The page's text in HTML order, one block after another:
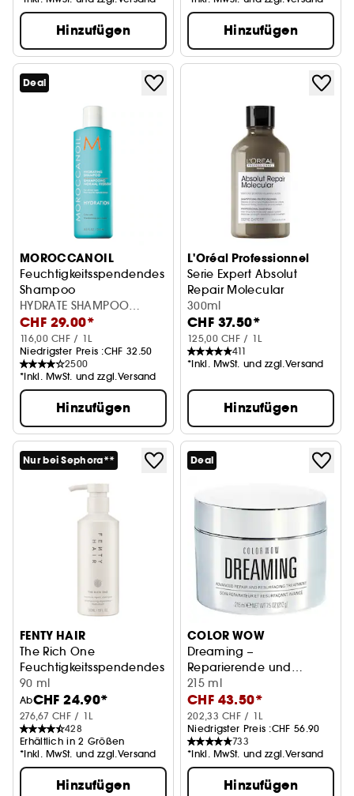
Hinzufügen Hinzufügen
Deal
MOROCCANOIL
Feuchtigkeitsspendendes
Shampoo
HYDRATE SHAMPOO
250ML
CHF 29.00*
116,00 CHF / 1L
Niedrigster Preis :CHF 32.50
2500
*Inkl. MwSt. und zzgl.Versand
Hinzufügen
L'Oréal Professionnel
Serie Expert Absolut
Repair Molecular
Shampoo
300ml
CHF 37.50*
125,00 CHF / 1L
411
*Inkl. MwSt. und zzgl.Versand
Hinzufügen
Nur bei Sephora**
FENTY HAIR
The Rich One
Feuchtigkeitsspendendes Repair-Shampoo
90 ml
AbCHF 24.90*
276,67 CHF / 1L
428
Erhältlich in 2 Größen
*Inkl. MwSt. und zzgl.Versand
Hinzufügen
Deal
COLOR WOW
Dreaming –
Reparierende und
regenerierende Pflege
215 ml
CHF 43.50*
202,33 CHF / 1L
Niedrigster Preis :CHF 56.90
733
*Inkl. MwSt. und zzgl.Versand
Hinzufügen